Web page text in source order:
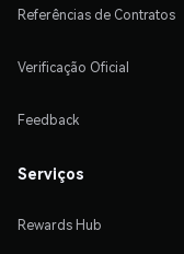
Referências de Contratos
Verificação Oficial
Feedback
Serviços
Rewards Hub